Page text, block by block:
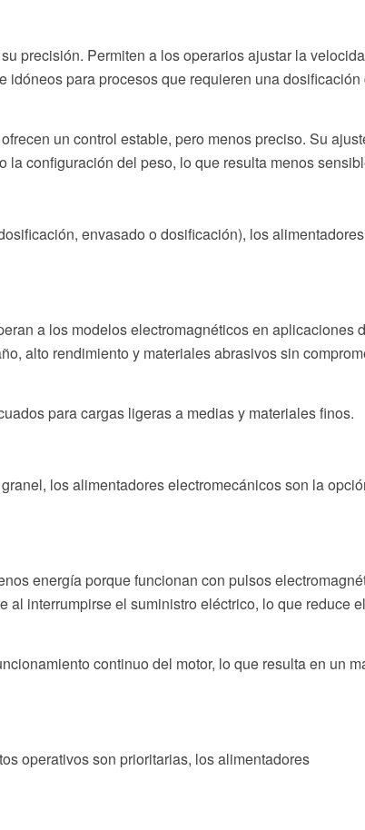
precisión. Permiten a los operarios ajustar la
para procesos que requieren una dosificación
un control estable, pero menos preciso. Su
configuración del peso, lo que resulta menos
envasado o dosificación), los alimentadores
a los modelos electromagnéticos en aplicaciones
alto rendimiento y materiales abrasivos sin
para cargas ligeras a medias y materiales finos.
los alimentadores electromecánicos son la
energía porque funcionan con pulsos
interrumpirse el suministro eléctrico, lo que reduce el
continuo del motor, lo que resulta en un
operativos son prioritarias, los alimentadores